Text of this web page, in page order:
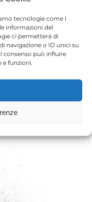
tecnologie come i
informazioni del
ci permetterà di
navigazione o ID unici su
consenso può influire
e funzioni.